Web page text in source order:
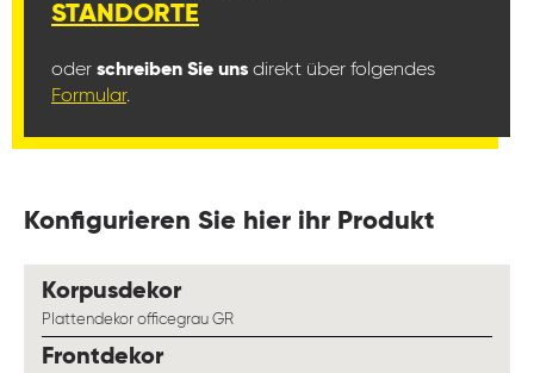
STANDORTE
oder schreiben Sie uns direkt über folgendes
Formular.
Konfigurieren Sie hier ihr Produkt
Korpusdekorauswählen
Plattendekor officegrau GR
Frontdekorauswählen